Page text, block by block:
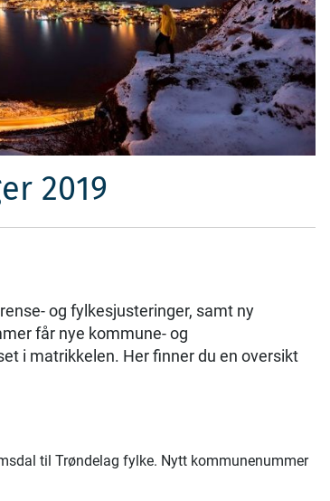
2019
og fylkesjusteringer, samt ny
får nye kommune- og
i matrikkelen. Her finner du en oversikt
til Trøndelag fylke. Nytt kommunenummer